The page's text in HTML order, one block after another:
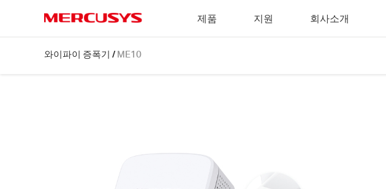
제품 지원 회사소개
와이파이 증폭기 / ME10